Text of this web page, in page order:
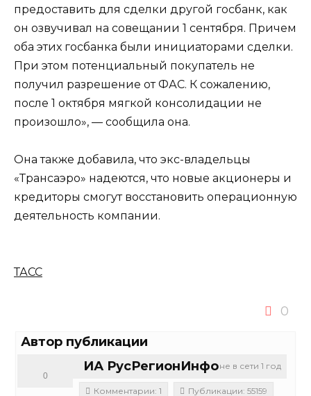
предоставить для сделки другой госбанк, как
он озвучивал на совещании 1 сентября. Причем
оба этих госбанка были инициаторами сделки.
При этом потенциальный покупатель не
получил разрешение от ФАС. К сожалению,
после 1 октября мягкой консолидации не
произошло», — сообщила она.
Она также добавила, что экс-владельцы
«Трансаэро» надеются, что новые акционеры и
кредиторы смогут восстановить операционную
деятельность компании.
ТАСС
0
Автор публикации
не в сети 1 год
ИА РусРегионИнфо
0
Комментарии: 1 Публикации: 55159